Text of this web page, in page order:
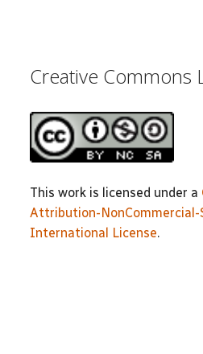
Creative Commons
This work is licensed under a
Attribution-NonCommercial-
International License.